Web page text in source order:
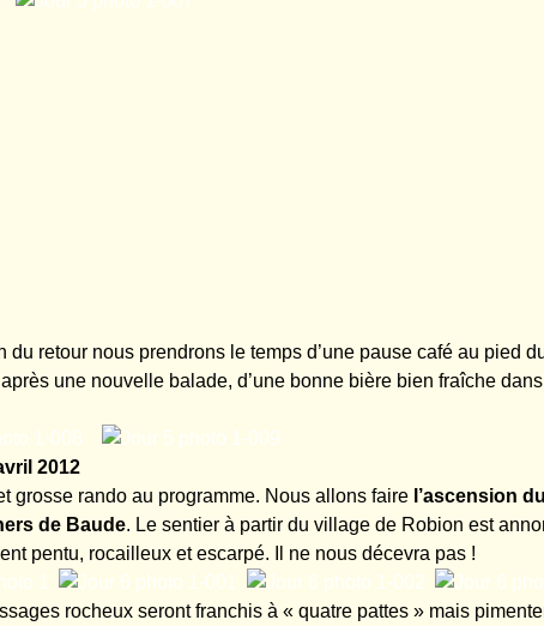
du retour nous prendrons le temps d’une pause café au pied
une nouvelle balade, d’une bonne bière bien fraîche
2012
grosse rando au programme. Nous allons faire l’ascension
de Baude. Le sentier à partir du village de Robion est
pentu, rocailleux et escarpé. Il ne nous décevra pas !
rocheux seront franchis à « quatre pattes » mais